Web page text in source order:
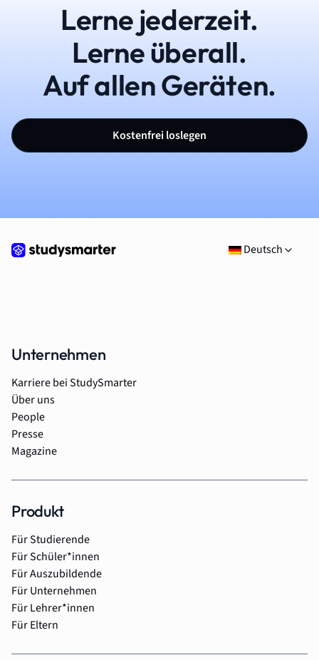
Lerne jederzeit.
Lerne überall.
Auf allen Geräten.
Kostenfrei loslegen
Deutsch
Unternehmen
Karriere bei StudySmarter
Über uns
People
Presse
Magazine
Produkt
Für Studierende
Für Schüler*innen
Für Auszubildende
Für Unternehmen
Für Lehrer*innen
Für Eltern